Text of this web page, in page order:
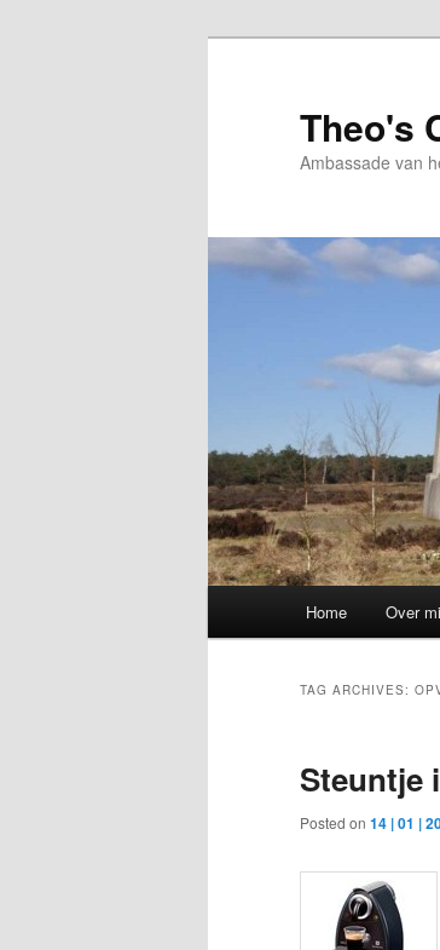
Theo's
Ambassade van
Home Over
TAG ARCHIVES:
Steuntje
Posted on 14 | 01 |